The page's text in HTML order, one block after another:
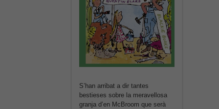
S’han arribat a dir tantes
bestieses sobre la meravellosa
granja d’en McBroom que serà